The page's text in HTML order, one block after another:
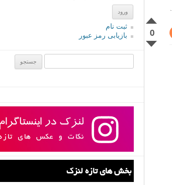
0
ثبت نام
بازیابی رمز عبور
بخش های تازه لنزک